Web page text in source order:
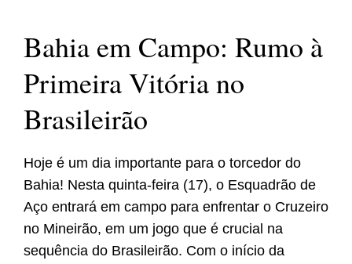
Bahia em Campo: Rumo à
Primeira Vitória no
Brasileirão
Hoje é um dia importante para o torcedor do
Bahia! Nesta quinta-feira (17), o Esquadrão de
Aço entrará em campo para enfrentar o Cruzeiro
no Mineirão, em um jogo que é crucial na
sequência do Brasileirão. Com o início da